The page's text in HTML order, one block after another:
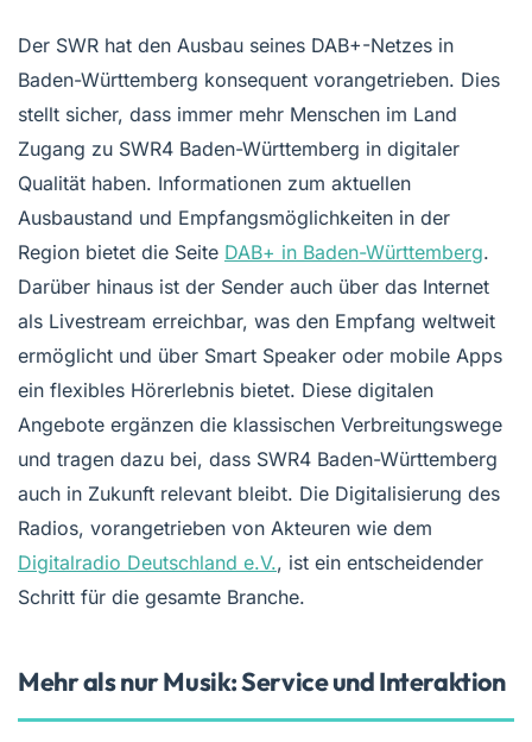
Der SWR hat den Ausbau seines DAB+-Netzes in
Baden-Württemberg konsequent vorangetrieben. Dies
stellt sicher, dass immer mehr Menschen im Land
Zugang zu SWR4 Baden-Württemberg in digitaler
Qualität haben. Informationen zum aktuellen
Ausbaustand und Empfangsmöglichkeiten in der
Region bietet die Seite DAB+ in Baden-Württemberg.
Darüber hinaus ist der Sender auch über das Internet
als Livestream erreichbar, was den Empfang weltweit
ermöglicht und über Smart Speaker oder mobile Apps
ein flexibles Hörerlebnis bietet. Diese digitalen
Angebote ergänzen die klassischen Verbreitungswege
und tragen dazu bei, dass SWR4 Baden-Württemberg
auch in Zukunft relevant bleibt. Die Digitalisierung des
Radios, vorangetrieben von Akteuren wie dem
Digitalradio Deutschland e.V., ist ein entscheidender
Schritt für die gesamte Branche.
Mehr als nur Musik: Service und Interaktion